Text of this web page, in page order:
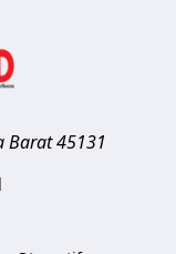
Barat 45131